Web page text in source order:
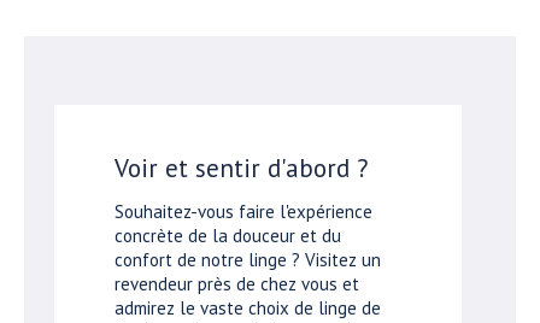
Voir et sentir d'abord ?
Souhaitez-vous faire l'expérience
concrète de la douceur et du
confort de notre linge ? Visitez un
revendeur près de chez vous et
admirez le vaste choix de linge de